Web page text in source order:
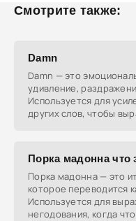
Смотрите также:
Damn
Damn — это
удивление,
Используется для
других слов, чтобы
Порка мадонна что
Порка мадонна — это
которое переводится
Используется для
негодования, когда